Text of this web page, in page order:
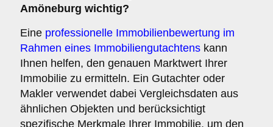
Amöneburg wichtig?
Eine professionelle Immobilienbewertung im
Rahmen eines Immobiliengutachtens kann
Ihnen helfen, den genauen Marktwert Ihrer
Immobilie zu ermitteln. Ein Gutachter oder
Makler verwendet dabei Vergleichsdaten aus
ähnlichen Objekten und berücksichtigt
spezifische Merkmale Ihrer Immobilie, um den